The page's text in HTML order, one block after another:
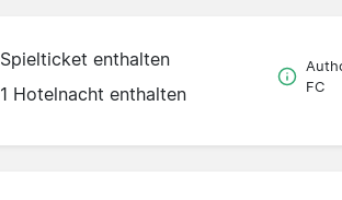
Spielticket enthalten
1 Hotelnacht enthalten
FC